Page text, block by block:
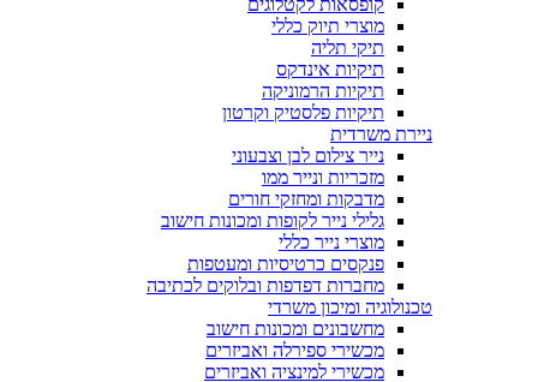
קופסאות לקטלוגים
מוצרי תיוק כללי
תיקי תליה
תיקיות אינדקס
תיקיות הרמוניקה
תיקיות פלסטיק וקרטון
ניירת משרדית
נייר צילום לבן וצבעוני
מזכריות ונייר ממו
מדבקות ומחזקי חורים
גלילי נייר לקופות ומכונות חישוב
מוצרי נייר כללי
פנקסים כרטיסיות ומעטפות
מחברות דפדפות ובלוקים לכתיבה
טכנולוגיה ומיכון משרדי
מחשבונים ומכונות חישוב
מכשירי ספירלה ואביזרים
מכשירי למינציה ואביזרים